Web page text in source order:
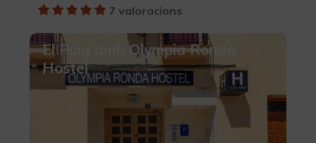
7 valoracions
El Puig amb Olympia Ronda
Hostel